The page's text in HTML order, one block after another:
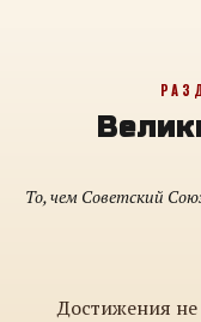
То, чем Советский
Достижения не